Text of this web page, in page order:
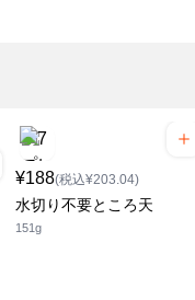
¥188(税込¥203.04)
水切り不要ところ天
151g